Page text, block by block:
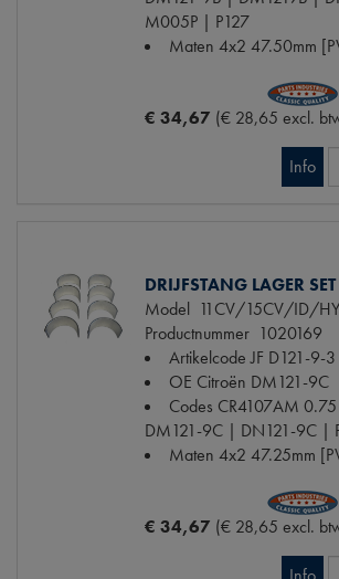
M005P | P127
Maten 4x2 47.50mm
€ 34,67 (€ 28,65 excl.
Info
DRIJFSTANG LAGER
Model 11CV/15CV/ID/
Productnummer 1020169
Artikelcode JF D121-9-3
OE Citroën DM121-9C
Codes CR4107AM
DM121-9C | DN121-9C |
Maten 4x2 47.25mm
€ 34,67 (€ 28,65 excl.